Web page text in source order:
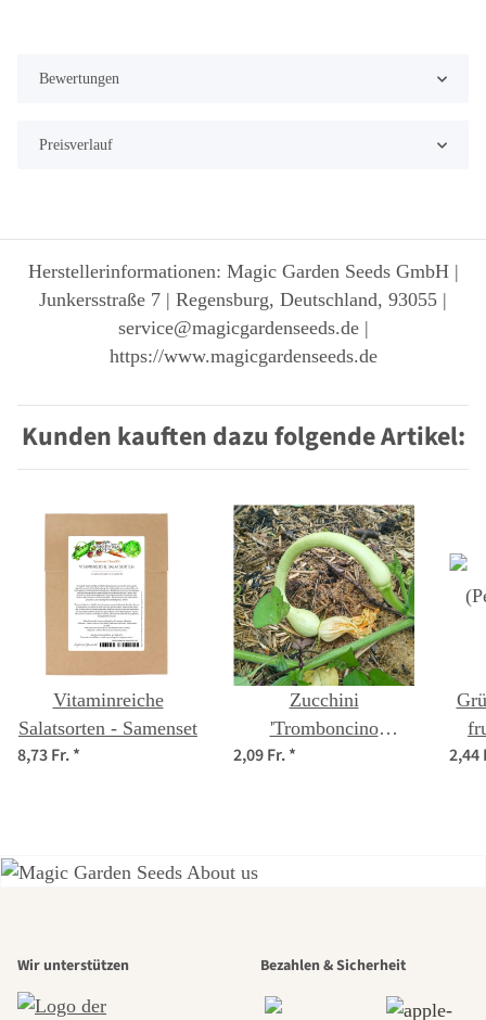
Bewertungen
Preisverlauf
Herstellerinformationen: Magic Garden Seeds GmbH |
Junkersstraße 7 | Regensburg, Deutschland, 93055 |
service@magicgardenseeds.de |
https://www.magicgardenseeds.de
Kunden kauften dazu folgende Artikel:
Vitaminreiche
Salatsorten - Samenset
8,73 Fr.*
Zucchini
'Tromboncino
d'Albenga' (Cucurbita
2,09 Fr.* 2,44
schönsten
Wir unterstützen Bezahlen & Sicherheit